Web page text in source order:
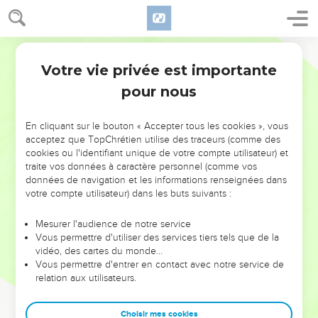
NE MANQUEZ PAS L’ÉVÉNEMENT
DE L’ANNÉE !
ET SI LEURS ERREURS POUVAIENT VOUS ÉVITER LES
VOTRES ?
leur foi ou leur vision. Mais on voit moins les doutes, les erreurs
et les saisons difficiles qu'ils ont traversés, alors même que ce
sont elles qui les ont façonnés.
Dans cette conférence, leaders, entrepreneurs, et responsables
clés pour avancer avec plus de sagesse afin que leurs erreurs
Votre vie privée est importante
pour nous
En cliquant sur le bouton « Accepter tous les cookies », vous
acceptez que TopChrétien utilise des traceurs (comme des
cookies ou l'identifiant unique de votre compte utilisateur) et
traite vos données à caractère personnel (comme vos
données de navigation et les informations renseignées dans
votre compte utilisateur) dans les buts suivants :
Mesurer l'audience de notre service
Vous permettre d'utiliser des services tiers tels que de la
vidéo, des cartes du monde…
Vous permettre d'entrer en contact avec notre service de
relation aux utilisateurs.
Choisir mes cookies